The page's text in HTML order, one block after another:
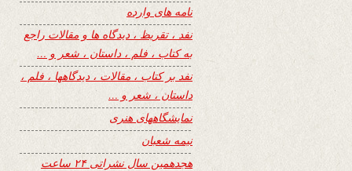
نامه های وارده
نفد ، تقریظ ، دیدگاه ها و مقالات راجع
به کتاب ، فلم ، داستان ، شعر و …
نفد بر کتاب ، مقالات ، دیدگاهها ، فلم ،
داستان ، شعر و …
نمایشگاههای هنری
نیمه شعبان
هجدهمین سال نشراتی ۲۴ ساعت